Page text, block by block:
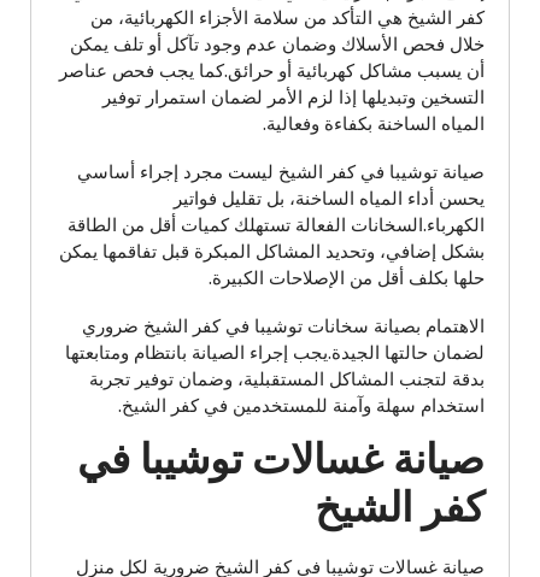
كفر الشيخ هي التأكد من سلامة الأجزاء الكهربائية، من
خلال فحص الأسلاك وضمان عدم وجود تآكل أو تلف يمكن
أن يسبب مشاكل كهربائية أو حرائق.كما يجب فحص عناصر
التسخين وتبديلها إذا لزم الأمر لضمان استمرار توفير
المياه الساخنة بكفاءة وفعالية.
صيانة توشيبا في كفر الشيخ ليست مجرد إجراء أساسي
يحسن أداء المياه الساخنة، بل تقليل فواتير
الكهرباء.السخانات الفعالة تستهلك كميات أقل من الطاقة
بشكل إضافي، وتحديد المشاكل المبكرة قبل تفاقمها يمكن
حلها بكلف أقل من الإصلاحات الكبيرة.
الاهتمام بصيانة سخانات توشيبا في كفر الشيخ ضروري
لضمان حالتها الجيدة.يجب إجراء الصيانة بانتظام ومتابعتها
بدقة لتجنب المشاكل المستقبلية، وضمان توفير تجربة
استخدام سهلة وآمنة للمستخدمين في كفر الشيخ.
صيانة غسالات توشيبا في
كفر الشيخ
صيانة غسالات توشيبا في كفر الشيخ ضرورية لكل منزل